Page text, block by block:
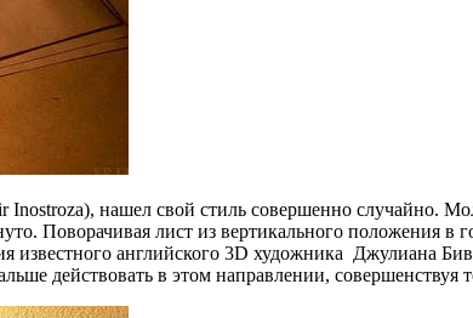
нашел свой стиль совершенно случайно.
Поворачивая лист из вертикального положения в
известного английского 3D художника Джулиана
действовать в этом направлении, совершенствуя